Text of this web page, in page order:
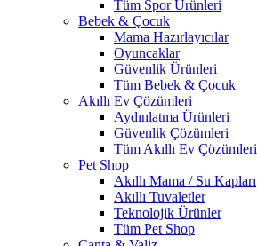
Tüm Spor Ürünleri
Bebek & Çocuk
Mama Hazırlayıcılar
Oyuncaklar
Güvenlik Ürünleri
Tüm Bebek & Çocuk
Akıllı Ev Çözümleri
Aydınlatma Ürünleri
Güvenlik Çözümleri
Tüm Akıllı Ev Çözümleri
Pet Shop
Akıllı Mama / Su Kapları
Akıllı Tuvaletler
Teknolojik Ürünler
Tüm Pet Shop